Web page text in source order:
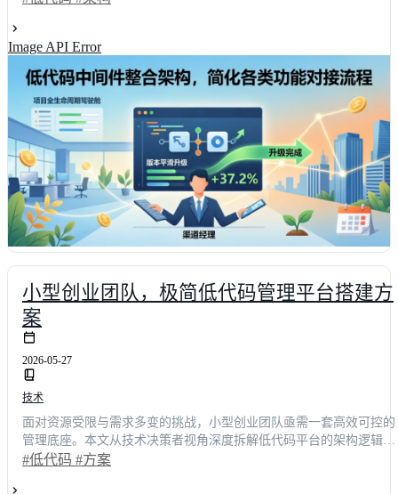
付的开发团队，本文都将提供可复用的评估模型与避坑指南，助您高
效构建弹性数字底座。
Image API Error
小型创业团队，极简低代码管理平台搭建方
案
2026-05-27
技术
面对资源受限与需求多变的挑战，小型创业团队亟需一套高效可控的
管理底座。本文从技术决策者视角深度拆解低代码平台的架构逻辑与
落地路径，结合行业调研数据揭示其如何将系统部署周期缩短
#低代码 #方案